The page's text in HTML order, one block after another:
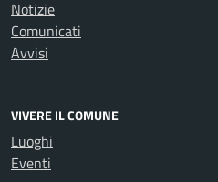
Notizie
Comunicati
Avvisi
VIVERE IL COMUNE
Luoghi
Eventi